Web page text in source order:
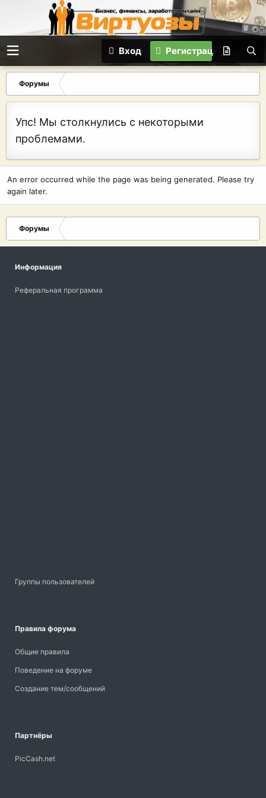
Вход Регистрация
Форумы
Упс! Мы столкнулись с некоторыми
проблемами.
An error occurred while the page was being generated. Please try
again later.
Форумы
Информация
Реферальная программа
Группы пользователей
Правила форума
Общие правила
Поведение на форуме
Создание тем/сообщений
Партнёры
PicCash.net